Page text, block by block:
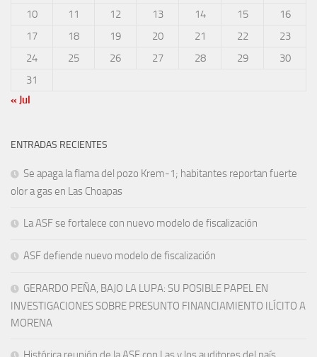
10
11 12 13 14 15
16
17
18 19 20 21 22
23
24
25 26 27 28 29
30
31
« Jul
ENTRADAS RECIENTES
Se apaga la flama del pozo Krem-1; habitantes reportan fuerte
olor a gas en Las Choapas
La ASF se fortalece con nuevo modelo de fiscalización
ASF defiende nuevo modelo de fiscalización
GERARDO PEÑA, BAJO LA LUPA: SU POSIBLE PAPEL EN
INVESTIGACIONES SOBRE PRESUNTO FINANCIAMIENTO ILÍCITO A
MORENA